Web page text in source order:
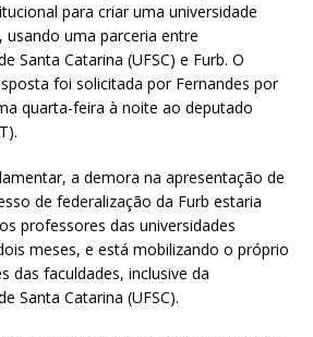
para criar uma universidade
uma parceria entre
Santa Catarina (UFSC) e Furb. O
foi solicitada por Fernandes por
quarta-feira à noite ao deputado
a demora na apresentação de
de federalização da Furb estaria
professores das universidades
meses, e está mobilizando o próprio
das faculdades, inclusive da
Santa Catarina (UFSC).